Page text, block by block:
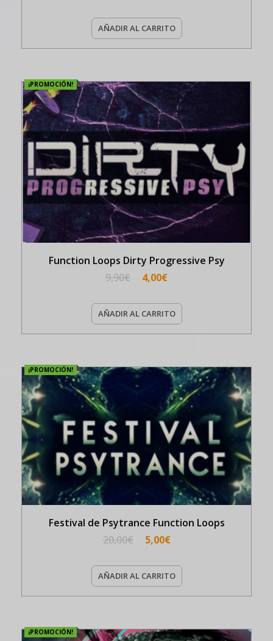
AÑADIR AL CARRITO
¡PROMOCIÓN!
Function Loops Dirty Progressive Psy
9,90€ 4,00€
AÑADIR AL CARRITO
¡PROMOCIÓN!
Festival de Psytrance Function Loops
20,00€ 5,00€
AÑADIR AL CARRITO
¡PROMOCIÓN!